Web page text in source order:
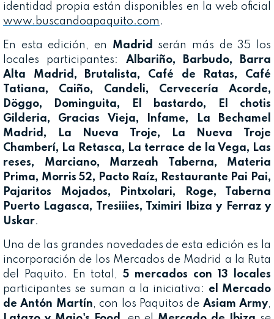
identidad propia están disponibles en la web oficial
www.buscandoapaquito.com .
En esta edición, en Madrid
serán más de 35 los
locales participantes: Albariño, Barbudo, Barra
Alta Madrid, Brutalista, Café de Ratas, Café
Tatiana, Caiño, Candeli, Cervecería Acorde,
Döggo, Dominguita, El bastardo, El chotis
Gilderia, Gracias Vieja, Infame, La Bechamel
Madrid, La Nueva Troje, La Nueva Troje
Chamberí, La Retasca, La terrace de la Vega, Las
reses, Marciano, Marzeah Taberna, Materia
Prima, Morris 52, Pacto Raíz, Restaurante Pai Pai,
Pajaritos Mojados, Pintxolari, Roge, Taberna
Puerto Lagasca, Tresiiies, Tximiri Ibiza y Ferraz y
Uskar.
Una de las grandes novedades de esta edición es la
incorporación de los Mercados de Madrid a la Ruta
del Paquito. En total, 5 mercados con 13 locales
participantes se suman a la iniciativa: el Mercado
de Antón Martín, con los Paquitos de Asiam Army,